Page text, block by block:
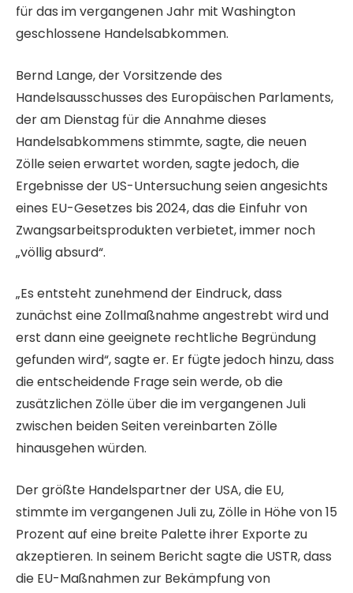
für das im vergangenen Jahr mit Washington
geschlossene Handelsabkommen.
Bernd Lange, der Vorsitzende des
Handelsausschusses des Europäischen Parlaments,
der am Dienstag für die Annahme dieses
Handelsabkommens stimmte, sagte, die neuen
Zölle seien erwartet worden, sagte jedoch, die
Ergebnisse der US-Untersuchung seien angesichts
eines EU-Gesetzes bis 2024, das die Einfuhr von
Zwangsarbeitsprodukten verbietet, immer noch
„völlig absurd“.
„Es entsteht zunehmend der Eindruck, dass
zunächst eine Zollmaßnahme angestrebt wird und
erst dann eine geeignete rechtliche Begründung
gefunden wird“, sagte er. Er fügte jedoch hinzu, dass
die entscheidende Frage sein werde, ob die
zusätzlichen Zölle über die im vergangenen Juli
zwischen beiden Seiten vereinbarten Zölle
hinausgehen würden.
Der größte Handelspartner der USA, die EU,
stimmte im vergangenen Juli zu, Zölle in Höhe von 15
Prozent auf eine breite Palette ihrer Exporte zu
akzeptieren. In seinem Bericht sagte die USTR, dass
die EU-Maßnahmen zur Bekämpfung von